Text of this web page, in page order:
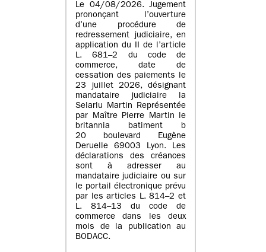
Le 04/08/2026. Jugement
prononçant l’ouverture
d’une procédure de
redressement judiciaire, en
application du II de l’article
L. 681–2 du code de
commerce, date de
cessation des paiements le
23 juillet 2026, désignant
mandataire judiciaire la
Selarlu Martin Représentée
par Maître Pierre Martin le
britannia batiment b
20 boulevard Eugène
Deruelle 69003 Lyon. Les
déclarations des créances
sont à adresser au
mandataire judiciaire ou sur
le portail électronique prévu
par les articles L. 814–2 et
L. 814–13 du code de
commerce dans les deux
mois de la publication au
BODACC.